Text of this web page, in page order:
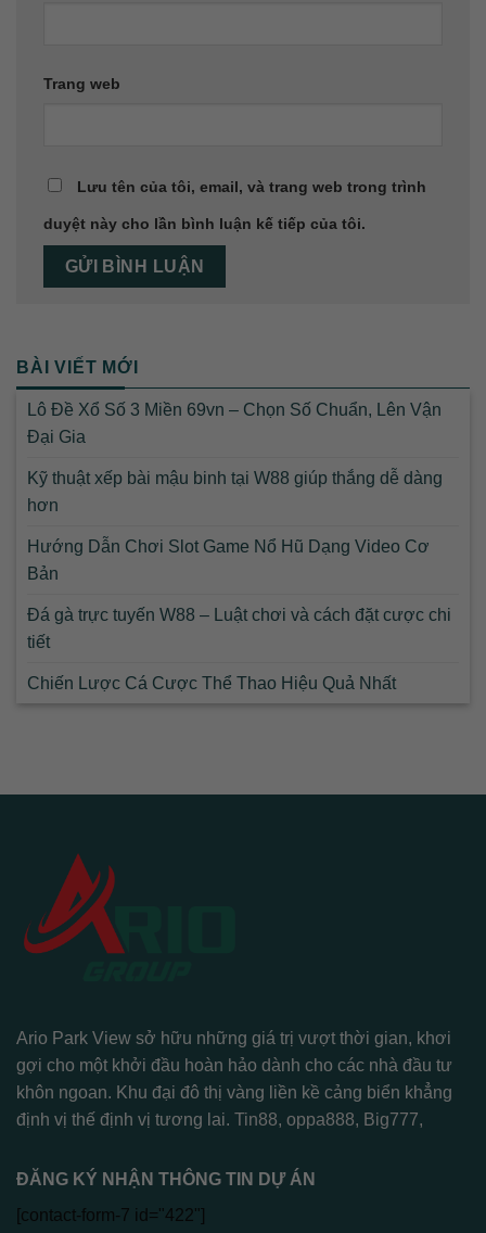
Trang web
Lưu tên của tôi, email, và trang web trong trình
duyệt này cho lần bình luận kế tiếp của tôi.
BÀI VIẾT MỚI
Lô Đề Xổ Số 3 Miền 69vn – Chọn Số Chuẩn, Lên Vận
Đại Gia
Kỹ thuật xếp bài mậu binh tại W88 giúp thắng dễ dàng
hơn
Hướng Dẫn Chơi Slot Game Nổ Hũ Dạng Video Cơ
Bản
Đá gà trực tuyến W88 – Luật chơi và cách đặt cược chi
tiết
Chiến Lược Cá Cược Thể Thao Hiệu Quả Nhất
Ario Park View sở hữu những giá trị vượt thời gian, khơi
gợi cho một khởi đầu hoàn hảo dành cho các nhà đầu tư
khôn ngoan. Khu đại đô thị vàng liền kề cảng biển khẳng
định vị thế định vị tương lai. Tin88, oppa888, Big777,
ĐĂNG KÝ NHẬN THÔNG TIN DỰ ÁN
[contact-form-7 id="422"]